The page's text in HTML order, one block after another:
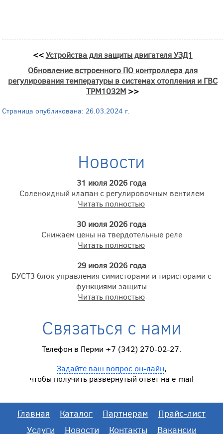
<<Устройства для защиты двигателя УЗД1
Обновление встроенного ПО контроллера для
регулирования температуры в системах отопления и ГВС
ТРМ1032М >>
Страница опубликована: 26.03.2024 г.
Новости
31 июля 2026 года
Соленоидный клапан с регулировочным вентилем
Читать полностью
30 июля 2026 года
Снижаем цены на твердотельные реле
Читать полностью
29 июля 2026 года
БУСТ3 блок управления симисторами и тиристорами с
функциями защиты
Читать полностью
Связаться с нами
Телефон в Перми +7 (342) 270-02-27.
Задайте ваш вопрос он-лайн,
чтобы получить развернутый ответ на e-mail
Главная Каталог Партнерам
Прайс-лист
Услуги
Новости Контакты Вакансии